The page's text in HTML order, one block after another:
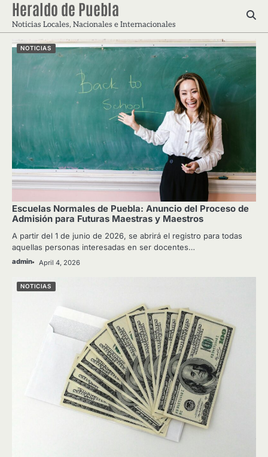
Skip
content
Heraldo de Puebla
Noticias Locales, Nacionales e Internacionales
NOTICIAS
Escuelas Normales de Puebla: Anuncio del Proceso de
Admisión para Futuras Maestras y Maestros
A partir del 1 de junio de 2026, se abrirá el registro para todas
aquellas personas interesadas en ser docentes…
admin April 4, 2026
NOTICIAS